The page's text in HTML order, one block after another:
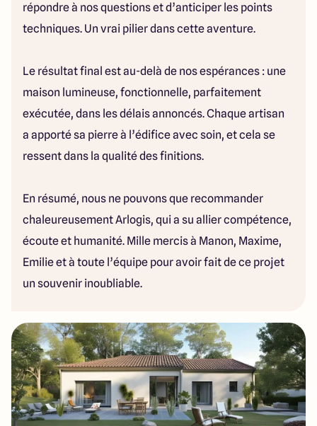
répondre à nos questions et d’anticiper les points
techniques. Un vrai pilier dans cette aventure.
Le résultat final est au-delà de nos espérances : une
maison lumineuse, fonctionnelle, parfaitement
exécutée, dans les délais annoncés. Chaque artisan
a apporté sa pierre à l’édifice avec soin, et cela se
ressent dans la qualité des finitions.
En résumé, nous ne pouvons que recommander
chaleureusement Arlogis, qui a su allier compétence,
écoute et humanité. Mille mercis à Manon, Maxime,
Emilie et à toute l’équipe pour avoir fait de ce projet
un souvenir inoubliable.